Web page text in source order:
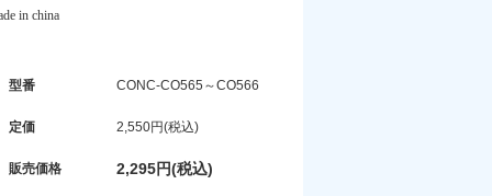
in china
型番 CONC-CO565～CO566
定価 2,550円(税込)
販売価格 2,295円(税込)